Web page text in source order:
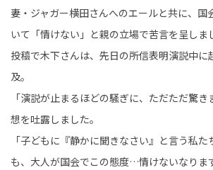
妻・ジャガー横田さんへのエールと共に、国
いて「情けない」と親の立場で苦言を呈しま
投稿で木下さんは、先日の所信表明演説中に
及。
「演説が止まるほどの騒ぎに、ただただ驚
想を吐露しました。
「子どもに『静かに聞きなさい』と言う私
も、大人が国会でこの態度…情けないなりま